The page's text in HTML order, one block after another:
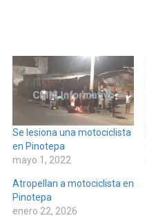
Se lesiona una motociclista
en Pinotepa
mayo 1, 2022
Atropellan a motociclista en
Pinotepa
enero 22, 2026